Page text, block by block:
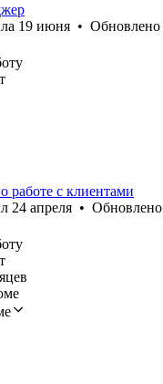
19 июня • Обновлено
работе с клиентами
24 апреля • Обновлено